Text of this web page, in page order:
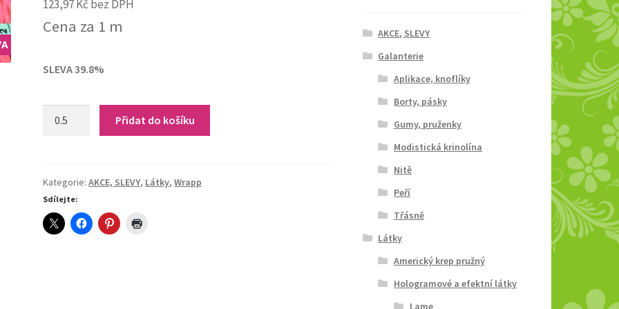
price
was:
123,97Kč bez DPH
Cena za 1 m
SLEVA 39.8%
Přidat do košíku
Kategorie:AKCE, SLEVY, Látky,Wrapp
Sdílejte:
AKCE, SLEVY
Galanterie
Aplikace, knoflíky
Borty, pásky
Gumy, pruženky
Modistická krinolína
Nitě
Peří
Třásně
Látky
Americký krep pružný
Hologramové a efektní látky
Lame